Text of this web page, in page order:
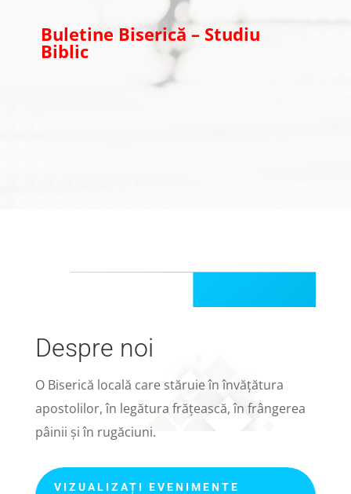
Buletine Biserică – Studiu
Biblic
Despre noi
O Biserică locală care stăruie în învățătura
apostolilor, în legătura frățească, în frângerea
pâinii și în rugăciuni.
VIZUALIZAȚI EVENIMENTE